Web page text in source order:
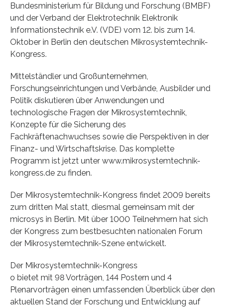
Bundesministerium für Bildung und Forschung (BMBF)
und der Verband der Elektrotechnik Elektronik
Informationstechnik e.V. (VDE) vom 12. bis zum 14.
Oktober in Berlin den deutschen Mikrosystemtechnik-
Kongress.
Mittelständler und Großunternehmen,
Forschungseinrichtungen und Verbände, Ausbilder und
Politik diskutieren über Anwendungen und
technologische Fragen der Mikrosystemtechnik,
Konzepte für die Sicherung des
Fachkräftenachwuchses sowie die Perspektiven in der
Finanz- und Wirtschaftskrise. Das komplette
Programm ist jetzt unter www.mikrosystemtechnik-
kongress.de zu finden.
Der Mikrosystemtechnik-Kongress findet 2009 bereits
zum dritten Mal statt, diesmal gemeinsam mit der
microsys in Berlin. Mit über 1000 Teilnehmern hat sich
der Kongress zum bestbesuchten nationalen Forum
der Mikrosystemtechnik-Szene entwickelt.
Der Mikrosystemtechnik-Kongress
o bietet mit 98 Vorträgen, 144 Postern und 4
Plenarvorträgen einen umfassenden Überblick über den
aktuellen Stand der Forschung und Entwicklung auf